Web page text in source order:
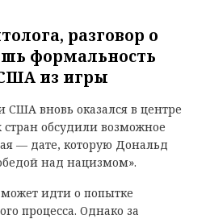
разговор о
формальность
из игры
вновь оказался в центре
обсудили возможное
— дате, которую Дональд
над нацизмом».
идти о попытке
процесса. Однако за